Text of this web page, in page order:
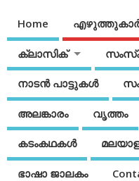
Home
ക്ലാസിക്
നാടന്‍ പാട്ടുകള്‍
അലങ്കാരം വൃത്തം
കടംകഥകള്‍
ഭാഷാ ജാലകം